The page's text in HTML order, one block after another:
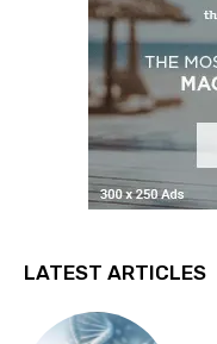
LATEST ARTICLES